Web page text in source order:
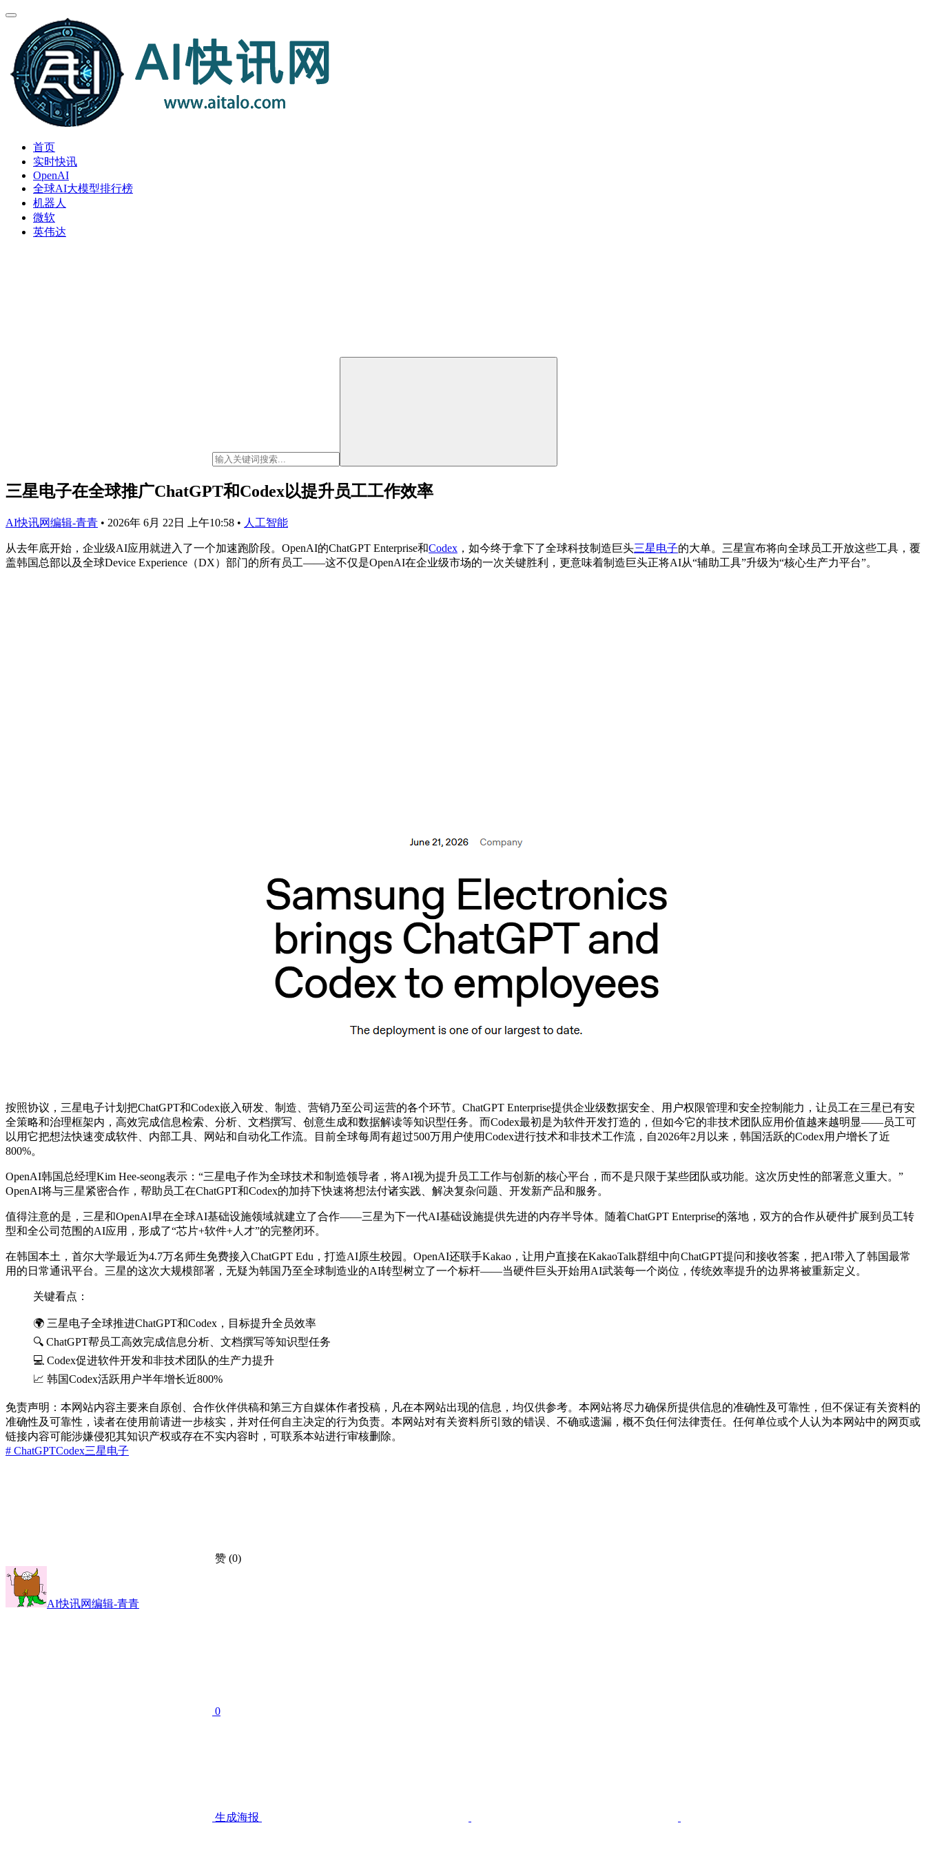
首页
实时快讯
OpenAI
全球AI大模型排行榜
机器人
微软
英伟达
三星电子在全球推广ChatGPT和Codex以提升员工工作效率
AI快讯网编辑-青青 • 2026年 6月 22日 上午10:58 • 人工智能
从去年底开始，企业级AI应用就进入了一个加速跑阶段。OpenAI的ChatGPT Enterprise和Codex ，如今终于拿下了全球科技制造巨头三星电子的大单。三星宣布将向全球员工开放这些工具，覆
盖韩国总部以及全球Device Experience（DX）部门的所有员工——这不仅是OpenAI在企业级市场的一次关键胜利，更意味着制造巨头正将AI从“辅助工具”升级为“核心生产力平台”。
按照协议，三星电子计划把ChatGPT和Codex嵌入研发、制造、营销乃至公司运营的各个环节。ChatGPT Enterprise提供企业级数据安全、用户权限管理和安全控制能力，让员工在三星已有安
全策略和治理框架内，高效完成信息检索、分析、文档撰写、创意生成和数据解读等知识型任务。而Codex最初是为软件开发打造的，但如今它的非技术团队应用价值越来越明显——员工可
以用它把想法快速变成软件、内部工具、网站和自动化工作流。目前全球每周有超过500万用户使用Codex进行技术和非技术工作流，自2026年2月以来，韩国活跃的Codex用户增长了近
800%。
OpenAI韩国总经理Kim Hee-seong表示：“三星电子作为全球技术和制造领导者，将AI视为提升员工工作与创新的核心平台，而不是只限于某些团队或功能。这次历史性的部署意义重大。”
OpenAI将与三星紧密合作，帮助员工在ChatGPT和Codex的加持下快速将想法付诸实践、解决复杂问题、开发新产品和服务。
值得注意的是，三星和OpenAI早在全球AI基础设施领域就建立了合作——三星为下一代AI基础设施提供先进的内存半导体。随着ChatGPT Enterprise的落地，双方的合作从硬件扩展到员工转
型和全公司范围的AI应用，形成了“芯片+软件+人才”的完整闭环。
在韩国本土，首尔大学最近为4.7万名师生免费接入ChatGPT Edu，打造AI原生校园。OpenAI还联手Kakao，让用户直接在KakaoTalk群组中向ChatGPT提问和接收答案，把AI带入了韩国最常
用的日常通讯平台。三星的这次大规模部署，无疑为韩国乃至全球制造业的AI转型树立了一个标杆——当硬件巨头开始用AI武装每一个岗位，传统效率提升的边界将被重新定义。
关键看点：
🌍 三星电子全球推进ChatGPT和Codex，目标提升全员效率
🔍 ChatGPT帮员工高效完成信息分析、文档撰写等知识型任务
💻 Codex促进软件开发和非技术团队的生产力提升
📈 韩国Codex活跃用户半年增长近800%
免责声明：本网站内容主要来自原创、合作伙伴供稿和第三方自媒体作者投稿，凡在本网站出现的信息，均仅供参考。本网站将尽力确保所提供信息的准确性及可靠性，但不保证有关资料的
准确性及可靠性，读者在使用前请进一步核实，并对任何自主决定的行为负责。本网站对有关资料所引致的错误、不确或遗漏，概不负任何法律责任。任何单位或个人认为本网站中的网页或
链接内容可能涉嫌侵犯其知识产权或存在不实内容时，可联系本站进行审核删除。
# ChatGPTCodex三星电子
赞 (0)
AI快讯网编辑-青青
0
生成海报